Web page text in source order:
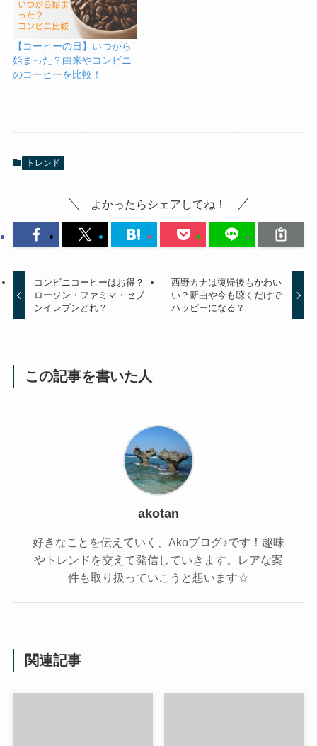
【コーヒーの日】いつから
始まった？由来やコンビニ
のコーヒーを比較！
トレンド
よかったらシェアしてね！
コンビニコーヒーはお得？
ローソン・ファミマ・セブ
ンイレブンどれ？
西野カナは復帰後もかわい
い？新曲や今も聴くだけで
ハッピーになる？
この記事を書いた人
akotan
好きなことを伝えていく、Akoブログ♪です！趣味
やトレンドを交えて発信していきます。レアな案
件も取り扱っていこうと想います☆
関連記事